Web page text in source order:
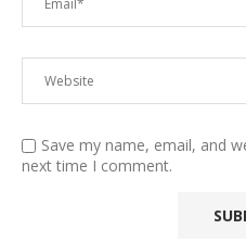
Save my name, email, and
next time I comment.